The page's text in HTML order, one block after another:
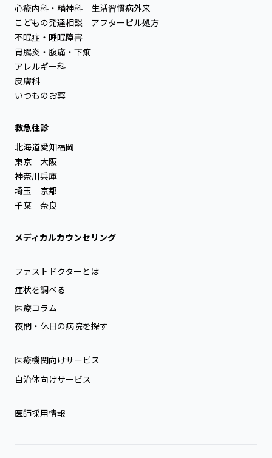
心療内科・精神科
こどもの発達相談
不眠症・睡眠障害
胃腸炎・腹痛・下痢
アレルギー科
皮膚科
いつものお薬
生活習慣病外来
アフターピル処方
救急往診
北海道
東京
神奈川
埼玉
千葉
愛知
大阪
兵庫
京都
奈良
福岡
メディカルカウンセリング
ファストドクターとは
症状を調べる
医療コラム
夜間・休日の病院を探す
医療機関向けサービス
自治体向けサービス
医師採用情報